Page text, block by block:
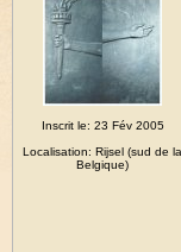
Inscrit le: 23 Fév 2005
Localisation: Rijsel (sud de la
Belgique)